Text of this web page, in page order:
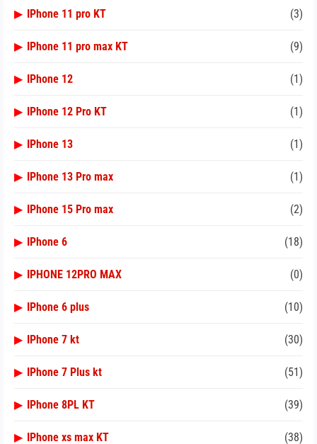
▶ IPhone 11 pro KT (3)
▶ IPhone 11 pro max KT (9)
▶ IPhone 12 (1)
▶ IPhone 12 Pro KT (1)
▶ IPhone 13 (1)
▶ IPhone 13 Pro max (1)
▶ IPhone 15 Pro max (2)
▶ IPhone 6 (18)
▶ IPHONE 12PRO MAX (0)
▶ IPhone 6 plus (10)
▶ IPhone 7 kt (30)
▶ IPhone 7 Plus kt (51)
▶ IPhone 8PL KT (39)
▶ IPhone xs max KT (38)